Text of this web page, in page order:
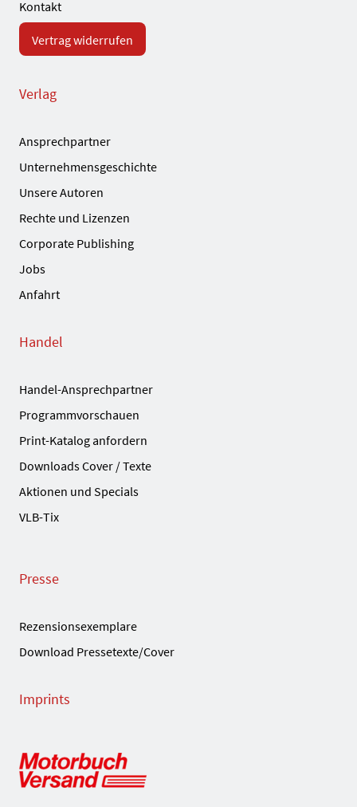
Kontakt
Vertrag widerrufen
Verlag
Ansprechpartner
Unternehmensgeschichte
Unsere Autoren
Rechte und Lizenzen
Corporate Publishing
Jobs
Anfahrt
Handel
Handel-Ansprechpartner
Programmvorschauen
Print-Katalog anfordern
Downloads Cover / Texte
Aktionen und Specials
VLB-Tix
Presse
Rezensionsexemplare
Download Pressetexte/Cover
Imprints